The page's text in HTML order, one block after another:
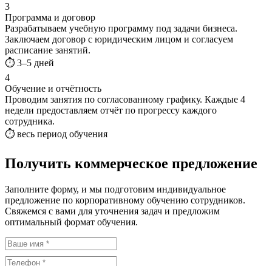
3
Программа и договор
Разрабатываем учебную программу под задачи бизнеса.
Заключаем договор с юридическим лицом и согласуем
расписание занятий.
⏱ 3–5 дней
4
Обучение и отчётность
Проводим занятия по согласованному графику. Каждые 4
недели предоставляем отчёт по прогрессу каждого
сотрудника.
⏱ весь период обучения
Получить коммерческое предложение
Заполните форму, и мы подготовим индивидуальное
предложение по корпоративному обучению сотрудников.
Свяжемся с вами для уточнения задач и предложим
оптимальный формат обучения.